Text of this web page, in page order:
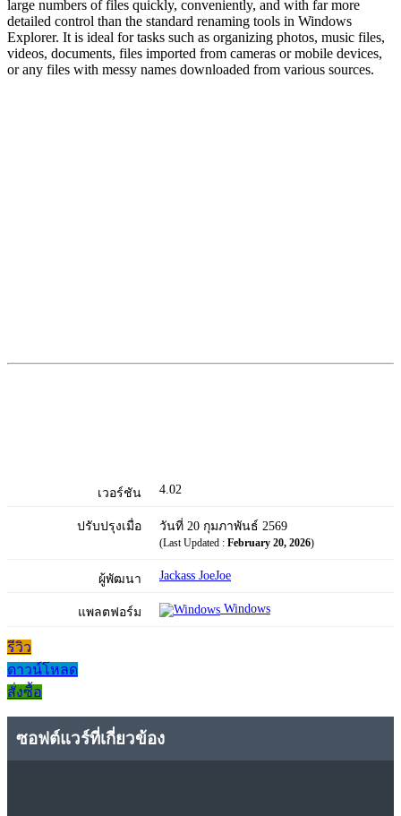
large numbers of files quickly, conveniently, and with far more
detailed control than the standard renaming tools in Windows
Explorer. It is ideal for tasks such as organizing photos, music files,
videos, documents, files imported from cameras or mobile devices,
or any files with messy names downloaded from various sources.
เวอร์ชัน 4.02
ปรับปรุงเมื่อ วันที่ 20 กุมภาพันธ์ 2569
(Last Updated : February 20, 2026)
ผู้พัฒนา Jackass JoeJoe
แพลตฟอร์ม Windows
รีวิว
ดาวน์โหลด
สั่งซื้อ
ซอฟต์แวร์ที่เกี่ยวข้อง